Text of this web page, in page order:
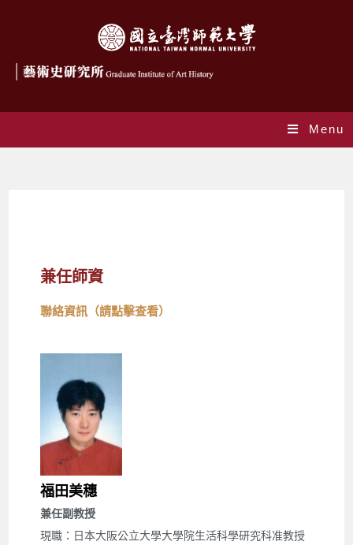
Menu
兼任師資
聯絡資訊（請點擊查看）
福田美穗
兼任副教授
現職：日本大阪公立大學大學院生活科學研究科准教授